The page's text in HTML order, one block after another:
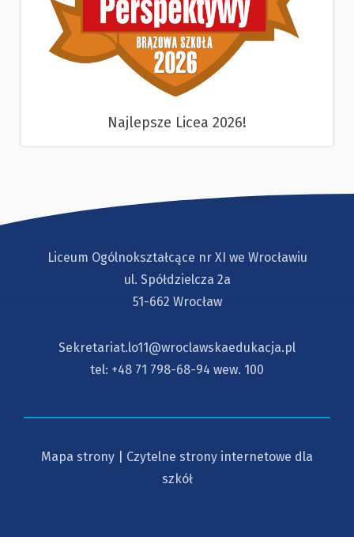
Najlepsze Licea 2026!
Liceum Ogólnokształcące nr XI we Wrocławiu
ul. Spółdzielcza 2a
51-662 Wrocław
Sekretariat.lo11@wroclawskaedukacja.pl
tel: +48 71 798-68-94 wew. 100
Mapa strony
Czytelne strony internetowe dla
szkół